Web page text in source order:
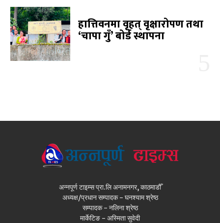
हात्तिवनमा वृहत् वृक्षारोपण तथा
‘चापा गुँ’ बोर्ड स्थापना
अन्नपूर्ण टाइम्स प्रा.लि अनामनगर, काठमाडौँ
अध्यक्ष/प्रधान सम्पादक - घनश्याम श्रेष्ठ
सम्पादक - नलिना श्रेष्ठ
मार्केटिङ - अस्मिता सुवेदी